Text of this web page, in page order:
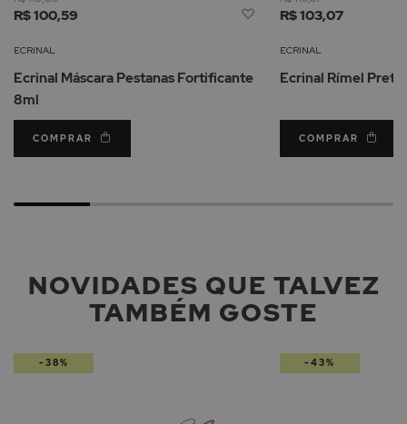
R$ 100,59
Adicionar
Lista
Desejos
ECRINAL
Ecrinal Máscara Pestanas Fortificante
8ml
COMPRAR
R$ 103,07
ECRINAL
Ecrinal Rímel
COMPRAR
NOVIDADES QUE TALVEZ
TAMBÉM GOSTE
-38% -43%